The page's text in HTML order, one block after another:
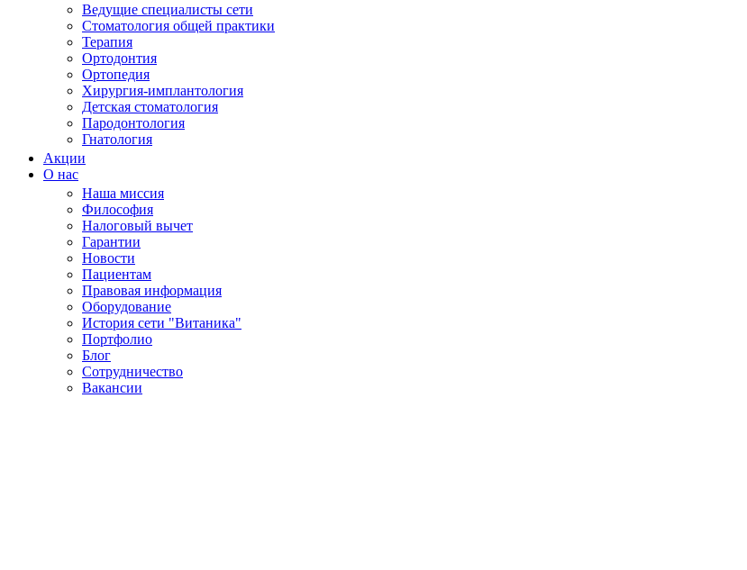
Ведущие специалисты сети
Стоматология общей практики
Терапия
Ортодонтия
Ортопедия
Хирургия-имплантология
Детская стоматология
Пародонтология
Гнатология
Акции
О нас
Наша миссия
Философия
Налоговый вычет
Гарантии
Новости
Пациентам
Правовая информация
Оборудование
История сети "Витаника"
Портфолио
Блог
Сотрудничество
Вакансии